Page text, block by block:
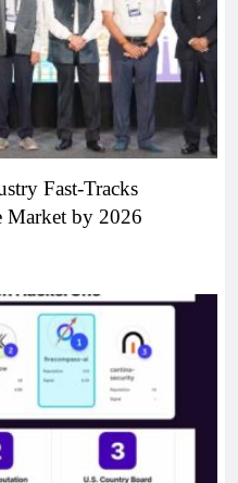
Fast-Tracks
Market by 2026